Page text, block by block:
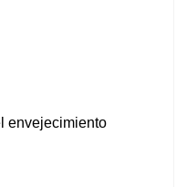
envejecimiento